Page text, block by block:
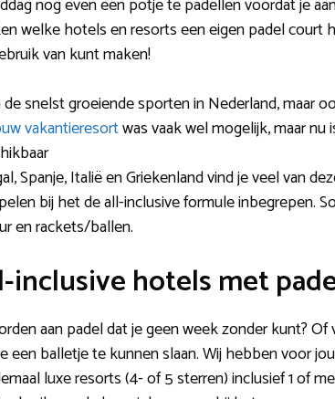
nog even een potje te padellen voordat je
welke hotels en resorts een eigen padel court
van kunt maken!
de snelst groeiende sporten in Nederland, maar
vakantieresortwas vaak wel mogelijk, maar
Spanje, Italië en Griekenland vind je veel van
bij het de all-inclusive formule inbegrepen.
en rackets/ballen.
inclusive hotels met
aan padel dat je geen week zonder kunt?
een balletje te kunnen slaan. Wij hebben voor
luxe resorts (4- of 5 sterren) inclusief 1 of